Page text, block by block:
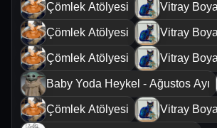
Çömlek Atölyesi Vitray
Çömlek Atölyesi Vitray
Çömlek Atölyesi Vitray
Baby Yoda Heykel - Ağustos Ayı
Çömlek Atölyesi Vitray